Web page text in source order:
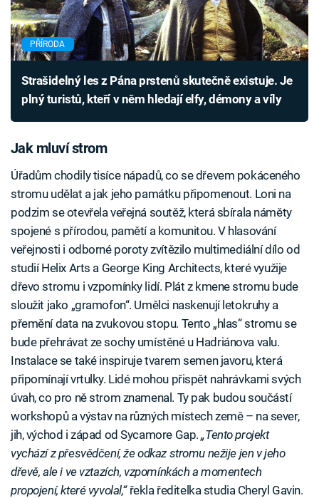
PŘÍRODA
Strašidelný les z Pána prstenů skutečně existuje. Je
plný turistů, kteří v něm hledají elfy, démony a víly
Jak mluví strom
Úřadům chodily tisíce nápadů, co se dřevem pokáceného
stromu udělat a jak jeho památku připomenout. Loni na
podzim se otevřela veřejná soutěž, která sbírala náměty
spojené s přírodou, pamětí a komunitou. V hlasování
veřejnosti i odborné poroty zvítězilo multimediální dílo od
studií Helix Arts a George King Architects, které využije
dřevo stromu i vzpomínky lidí. Plát z kmene stromu bude
sloužit jako „gramofon“. Umělci naskenují letokruhy a
přemění data na zvukovou stopu. Tento „hlas“ stromu se
bude přehrávat ze sochy umístěné u Hadriánova valu.
Instalace se také inspiruje tvarem semen javoru, která
připomínají vrtulky. Lidé mohou přispět nahrávkami svých
úvah, co pro ně strom znamenal. Ty pak budou součástí
workshopů a výstav na různých místech země – na sever,
jih, východ i západ od Sycamore Gap.„Tento projekt
vychází z přesvědčení, že odkaz stromu nežije jen v jeho
dřevě, ale i ve vztazích, vzpomínkách a momentech
propojení, které vyvolal,“řekla ředitelka studia Cheryl Gavin.